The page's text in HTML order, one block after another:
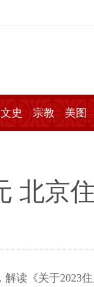
文史 宗教 美图
北京
解读《关于2023